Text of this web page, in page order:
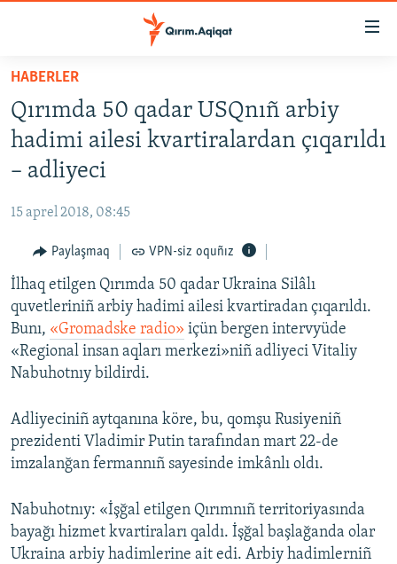
Esas
qaytmaq
Baş
navigatsiyağa
qaytmaq
Qıdıruvğa
qaytmaq
HABERLER
SİYASET
İQTİSADİYAT
MEDENİYET
İNSAN AQLARI
VİDEO
SÜRET
BLOGLAR
FİKİR
Русский
Українською
QOŞULIÑIZ!
HABERLER
Qırımda 50 qadar USQnıñ arbiy
hadimi ailesi kvartiralardan çıqarıldı
– adliyeci
15 aprel 2018, 08:45
Paylaşmaq VPN-siz oquñız
İlhaq etilgen Qırımda 50 qadar Ukraina Silâlı
quvetleriniñ arbiy hadimi ailesi kvartiradan çıqarıldı.
Bunı, «Gromadske radio» içün bergen intervyüde
«Regional insan aqları merkezi»niñ adliyeci Vitaliy
Nabuhotnıy bildirdi.
Adliyeciniñ aytqanına köre, bu, qomşu Rusiyeniñ
prezidenti Vladimir Putin tarafından mart 22-de
imzalanğan fermannıñ sayesinde imkânlı oldı.
Nabuhotnıy: «İşğal etilgen Qırımnıñ territoriyasında
bayağı hizmet kvartiraları qaldı. İşğal başlağanda olar
Ukraina arbiy hadimlerine ait edi. Arbiy hadimlerniñ